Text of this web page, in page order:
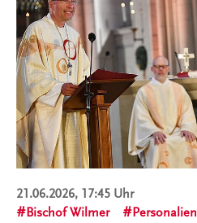
21.06.2026, 17:45 Uhr
Bischof Wilmer
Personalien